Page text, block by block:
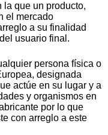
la que un producto,
el mercado
a su finalidad
usuario final.
persona física o
designada
actúe en su lugar y a
y organismos en
por lo que
con arreglo a este